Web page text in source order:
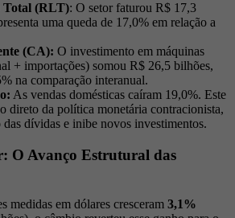
Total (RLT): O setor faturou R$ 17,3
uma queda de 17,0% em relação a
(CA): O investimento em máquinas
+ importações) somou R$ 26,5 bilhões,
na comparação interanual.
As vendas domésticas caíram 19,0%. Este
direto da política monetária contracionista,
das dívidas e inibe novos investimentos.
O Avanço Estrutural das
medidas em dólares cresceram 3,1%